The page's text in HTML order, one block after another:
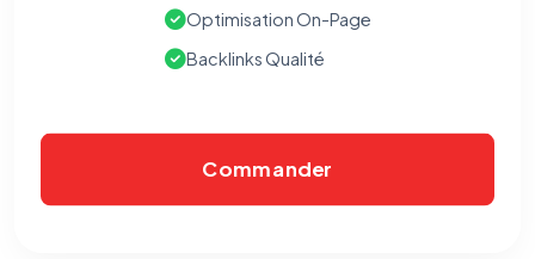
Optimisation On-Page
Backlinks Qualité
Commander